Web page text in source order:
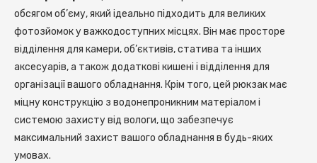
обсягом об’єму, який ідеально підходить для великих
фотозйомок у важкодоступних місцях. Він має просторе
відділення для камери, об’єктивів, статива та інших
аксесуарів, а також додаткові кишені і відділення для
організації вашого обладнання. Крім того, цей рюкзак має
міцну конструкцію з водонепроникним матеріалом і
системою захисту від вологи, що забезпечує
максимальний захист вашого обладнання в будь-яких
умовах.